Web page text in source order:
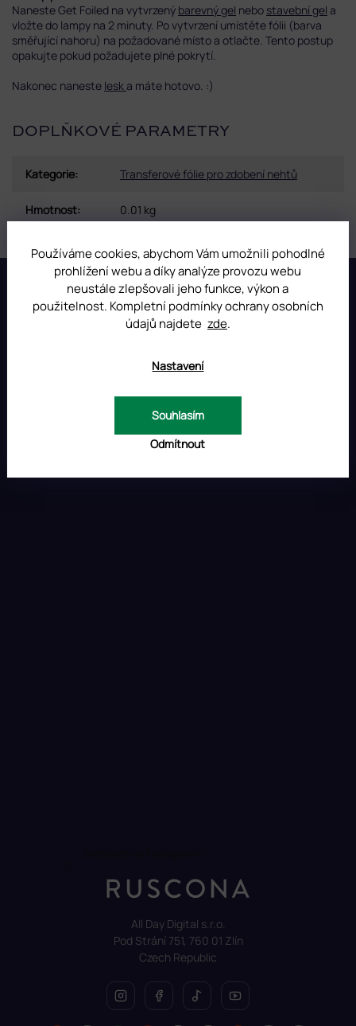
Používáme cookies, abychom Vám umožnili pohodlné
prohlížení webu a díky analýze provozu webu
neustále zlepšovali jeho funkce, výkon a
použitelnost. Kompletní podmínky ochrany osobních
údajů najdete zde.
Nastavení
Odmítnout
Souhlasím
Naneste Get Foiled na vytvrzený barevný gel nebo stavební gel a
vložte do lampy na 2 minuty. Po vytvrzení umístěte fólii (barva
směřující nahoru) na požadované místo a otlačte. Tento postup
opakujte pokud požadujete plné pokrytí.
Nakonec naneste leska máte hotovo. :)
DOPLŇKOVÉ PARAMETRY
Kategorie: Transferové fólie pro zdobení nehtů
Hmotnost: 0.01 kg
INSTAGRAM
All Day Digital s.r.o.
Pod Strání 751, 760 01 Zlín
Czech Republic